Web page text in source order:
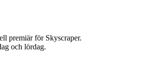
premiär för Skyscraper.
och lördag.